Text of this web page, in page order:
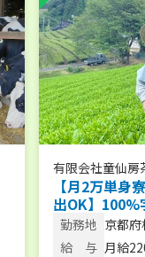
有限会社童仙房
【月2万単身
出OK】
経験から始
お茶づくり
勤務地 京都
129
給 与 月給